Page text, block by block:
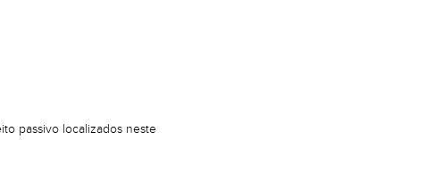
passivo localizados neste